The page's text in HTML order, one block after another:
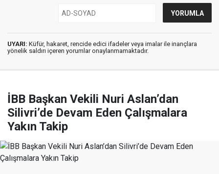
UYARI: Küfür, hakaret, rencide edici ifadeler veya imalar ile inançlara
yönelik saldırı içeren yorumlar onaylanmamaktadır.
İBB Başkan Vekili Nuri Aslan’dan
Silivri’de Devam Eden Çalışmalara
Yakın Takip